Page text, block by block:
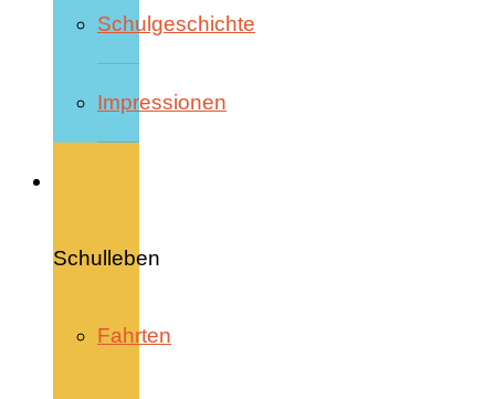
Schulgeschichte
Impressionen
Schulleben
Fahrten